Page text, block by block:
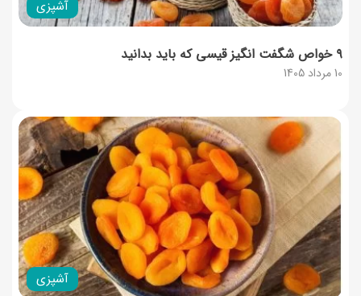
آشپزی
10 مرداد 1405
۹ خواص شگفت انگیز قیسی که باید بدانید
آشپزی